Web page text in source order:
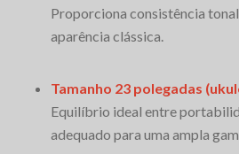
Proporciona consistência
aparência clássica.
Tamanho 23 polegadas
Equilíbrio ideal entre
adequado para uma ampla